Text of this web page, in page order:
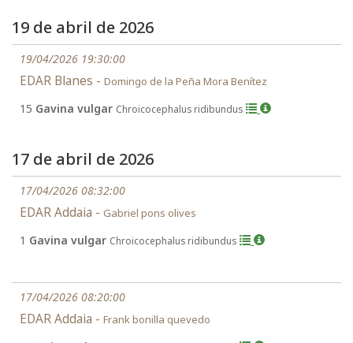
19 de abril de 2026
19/04/2026 19:30:00
EDAR Blanes - Domingo de la Peña Mora Benítez
15 Gavina vulgar Chroicocephalus ridibundus
17 de abril de 2026
17/04/2026 08:32:00
EDAR Addaia - Gabriel pons olives
1 Gavina vulgar Chroicocephalus ridibundus
17/04/2026 08:20:00
EDAR Addaia - Frank bonilla quevedo